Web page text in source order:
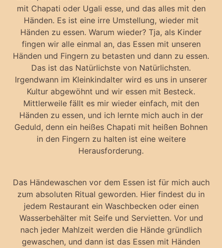
mit Chapati oder Ugali esse, und das alles mit den
Händen. Es ist eine irre Umstellung, wieder mit
Händen zu essen. Warum wieder? Tja, als Kinder
fingen wir alle einmal an, das Essen mit unseren
Händen und Fingern zu betasten und dann zu essen.
Das ist das Natürlichste von Natürlichsten.
Irgendwann im Kleinkindalter wird es uns in unserer
Kultur abgewöhnt und wir essen mit Besteck.
Mittlerweile fällt es mir wieder einfach, mit den
Händen zu essen, und ich lernte mich auch in der
Geduld, denn ein heißes Chapati mit heißen Bohnen
in den Fingern zu halten ist eine weitere
Herausforderung.
Das Händewaschen vor dem Essen ist für mich auch
zum absoluten Ritual geworden. Hier findest du in
jedem Restaurant ein Waschbecken oder einen
Wasserbehälter mit Seife und Servietten. Vor und
nach jeder Mahlzeit werden die Hände gründlich
gewaschen, und dann ist das Essen mit Händen